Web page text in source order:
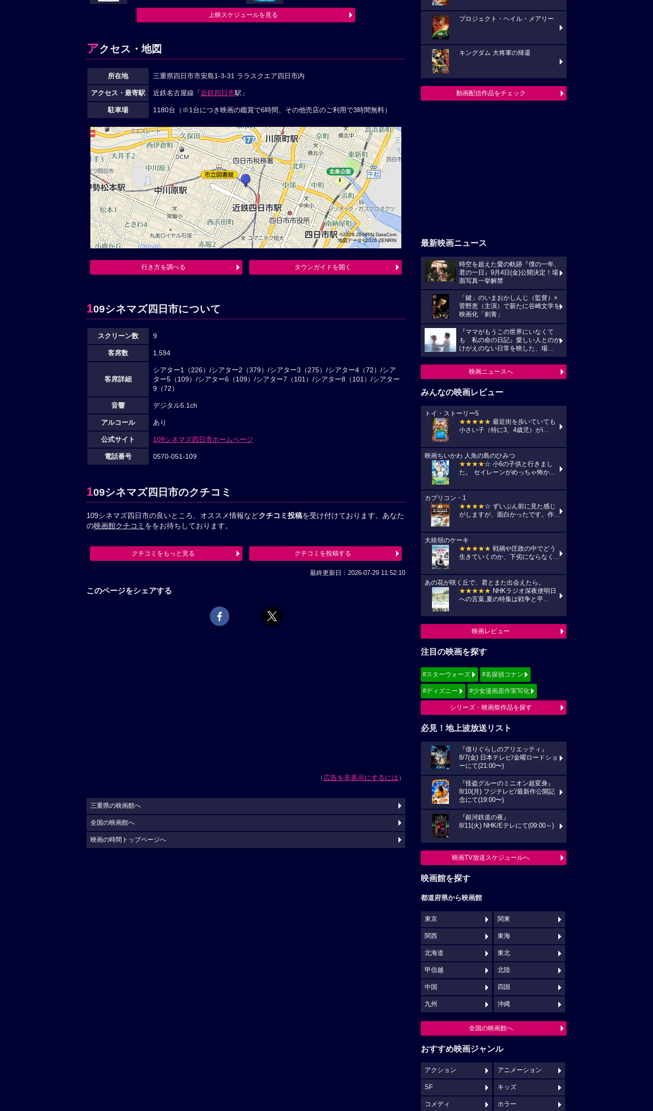
上映スケジュールを見る
アクセス・地図
所在地 三重県四日市市安島1-3-31 ララスクエア四日市内
アクセス・最寄駅 近鉄名古屋線「近鉄四日市駅」
駐車場 1180台（※1台につき映画の鑑賞で6時間、その他売店のご利用で3時間無料）
©2026 ZENRIN DataCom
地図データ©2026 ZENRIN
行き方を調べる タウンガイドを開く
109シネマズ四日市について
スクリーン数 9
客席数 1,594
客席詳細
シアター1（226）/シアター2（379）/シアター3（275）/シアター4（72）/シア
ター5（109）/シアター6（109）/シアター7（101）/シアター8（101）/シアター
9（72）
音響 デジタル5.1ch
アルコール あり
公式サイト 109シネマズ四日市ホームページ
電話番号 0570-051-109
109シネマズ四日市のクチコミ
109シネマズ四日市の良いところ、オススメ情報などクチコミ投稿を受け付けております。あなた
の映画館クチコミ ををお待ちしております。
クチコミをもっと見る クチコミを投稿する
最終更新日：2026-07-29 11:52:10
このページをシェアする
（広告を非表示にするには）
プロジェクト・ヘイル・メアリー
キングダム 大将軍の帰還
動画配信作品をチェック
最新映画ニュース
時空を超えた愛の軌跡『僕の一年、
君の一日』9月4日(金)公開決定！場
面写真一挙解禁
「鍵」のいまおかしんじ（監督）×
菅野恵（主演）で新たに谷崎文学を
映画化「刺青」
『ママがもうこの世界にいなくて
も 私の命の日記』愛しい人とのか
けがえのない日常を映した、場...
映画ニュースへ
みんなの映画レビュー
トイ・ストーリー5
★★★★★ 最近街を歩いていても
小さい子（特に3、4歳児）がi...
映画ちいかわ 人魚の島のひみつ
★★★★☆ 小6の子供と行きまし
た。 セイレーンがめっちゃ怖か...
カプリコン・1
★★★★☆ ずいぶん前に見た感じ
がしますが、面白かったです。作...
大統領のケーキ
★★★★★ 戦禍や圧政の中でどう
生きていくのか、下劣にならなく...
あの花が咲く丘で、君とまた出会えたら。
★★★★★ NHKラジオ深夜便明日
への言葉,夏の特集は戦争と平...
映画レビュー
注目の映画を探す
#スターウォーズ #名探偵コナン
#ディズニー #少女漫画原作実写化
シリーズ・映画祭作品を探す
必見！地上波放送リスト
『借りぐらしのアリエッティ』
8/7(金) 日本テレビ/金曜ロードショ
ーにて(21:00〜)
『怪盗グルーのミニオン超変身』
8/10(月) フジテレビ/最新作公開記
念にて(19:00〜)
『銀河鉄道の夜』
8/11(火) NHK/Eテレにて(09:00～)
映画TV放送スケジュールへ
映画館を探す
都道府県から映画館
東京 関東
関西 東海
北海道 東北
甲信越 北陸
中国 四国
九州 沖縄
全国の映画館へ
おすすめ映画ジャンル
アクション アニメーション
SF キッズ
コメディ ホラー
三重県の映画館へ
全国の映画館へ
映画の時間トップページへ